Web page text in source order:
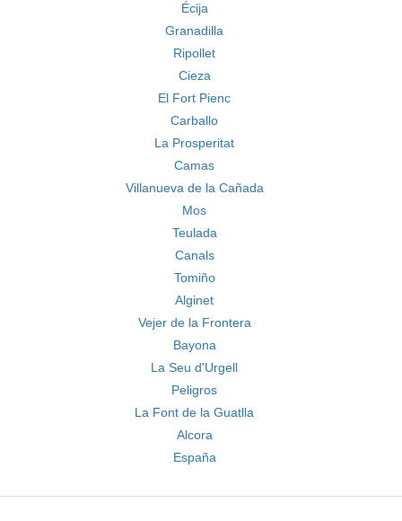
Écija
Granadilla
Ripollet
Cieza
El Fort Pienc
Carballo
La Prosperitat
Camas
Villanueva de la Cañada
Mos
Teulada
Canals
Tomiño
Alginet
Vejer de la Frontera
Bayona
La Seu d'Urgell
Peligros
La Font de la Guatlla
Alcora
España